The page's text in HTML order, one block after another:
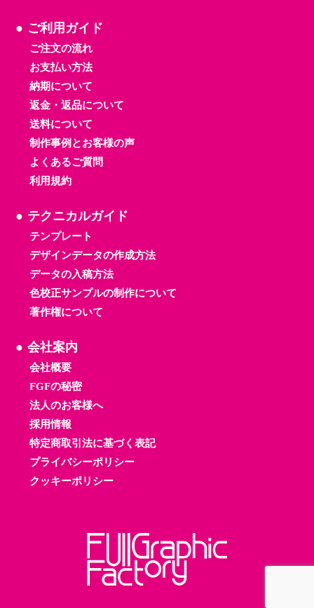
ご利用ガイド
ご注文の流れ
お支払い方法
納期について
返金・返品について
送料について
制作事例とお客様の声
よくあるご質問
利用規約
テクニカルガイド
テンプレート
デザインデータの作成方法
データの入稿方法
色校正サンプルの制作について
著作権について
会社案内
会社概要
FGFの秘密
法人のお客様へ
採用情報
特定商取引法に基づく表記
プライバシーポリシー
クッキーポリシー